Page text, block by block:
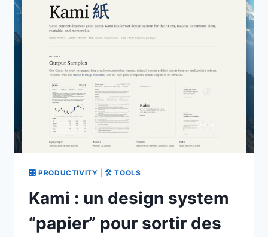
CINÉMATIQUES
PRÊTS
À
🎛 PRODUCTIVITY 🛠 TOOLS
Kami : un design system
“papier” pour sortir des